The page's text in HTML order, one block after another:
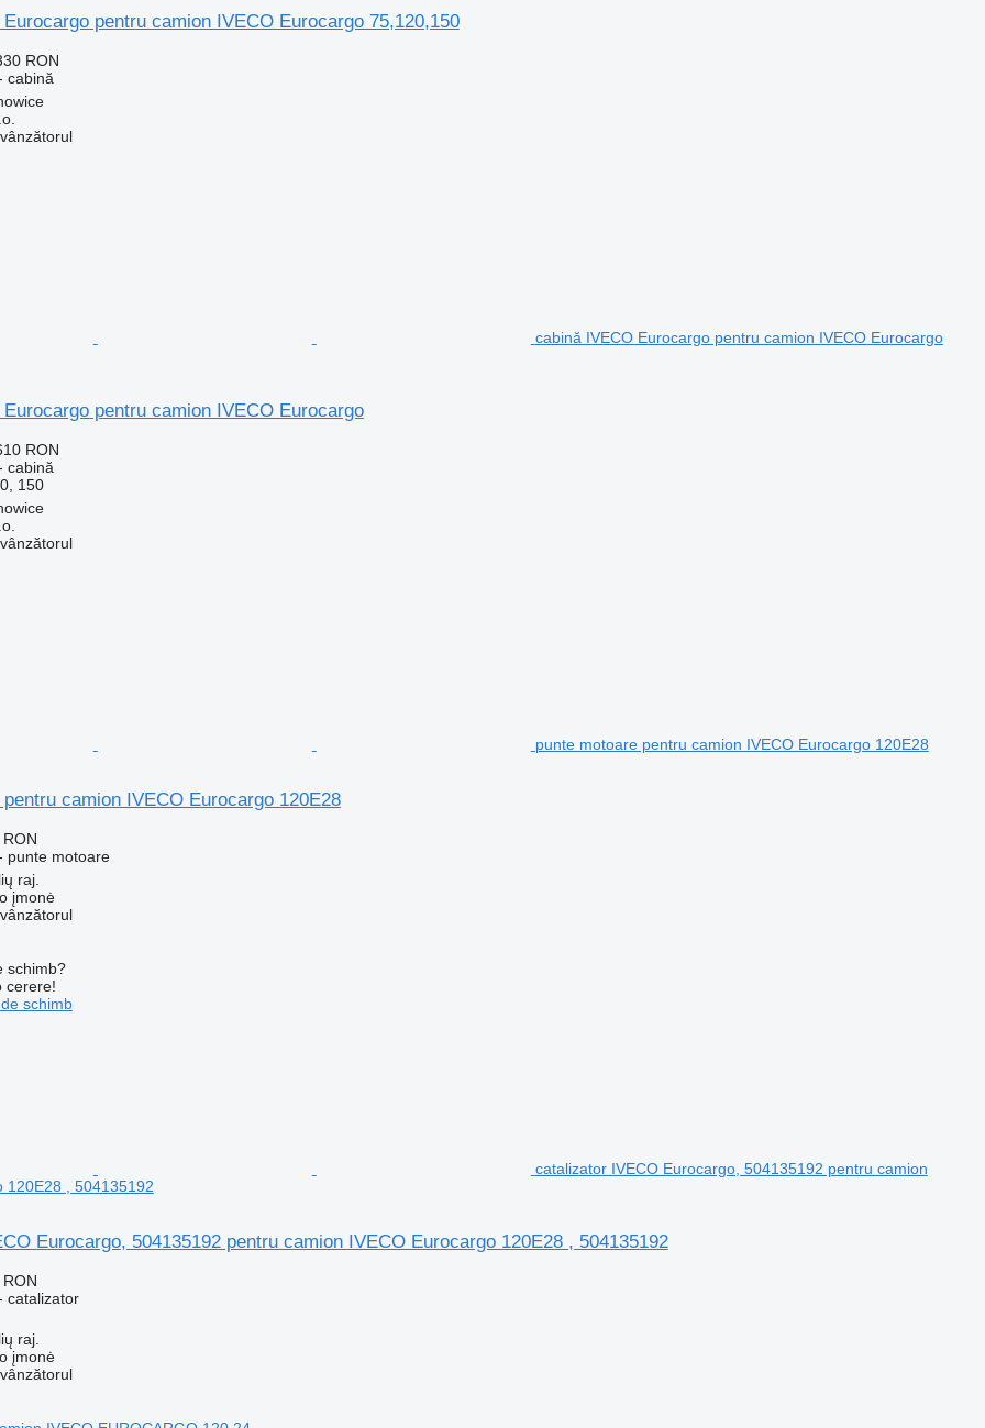
pentru camion IVECO Eurocargo 75,120,150
RON
cabină
cabină IVECO Eurocargo pentru camion IVECO Eurocargo
pentru camion IVECO Eurocargo
RON
cabină
150
punte motoare pentru camion IVECO Eurocargo 120E28
camion IVECO Eurocargo 120E28
punte motoare
raj.
įmonė
schimb?
cerere!
schimb
catalizator IVECO Eurocargo, 504135192 pentru camion
120E28 , 504135192
Eurocargo, 504135192 pentru camion IVECO Eurocargo 120E28 , 504135192
catalizator
raj.
įmonė